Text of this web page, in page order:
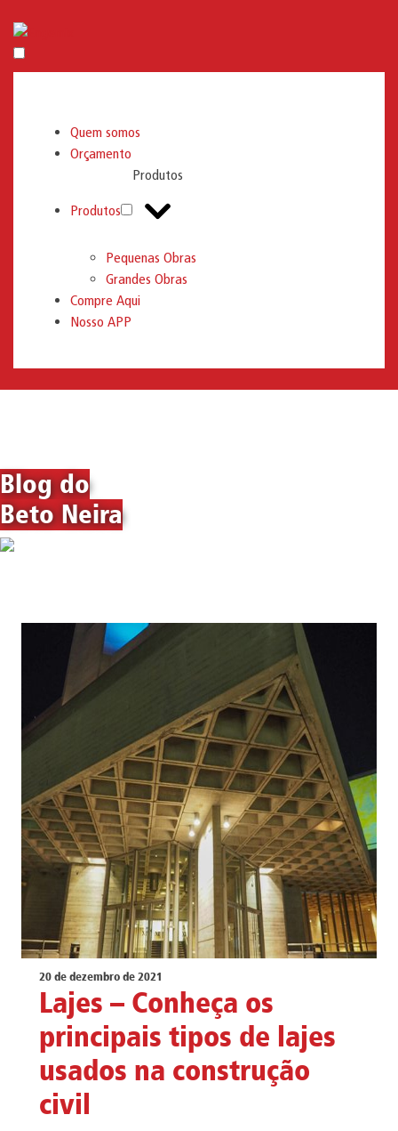
Engemix
Quem somos
Orçamento
Produtos
Produtos
Pequenas Obras
Grandes Obras
Compre Aqui
Nosso APP
Blog do
Beto Neira
20 de dezembro de 2021
Lajes – Conheça os
principais tipos de lajes
usados na construção
civil